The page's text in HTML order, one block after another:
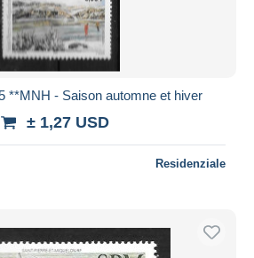
**MNH - Saison automne et hiver
± 1,27 USD
Residenziale